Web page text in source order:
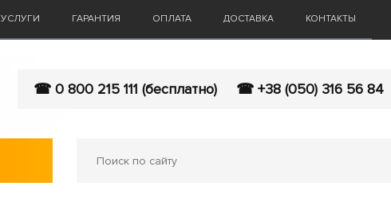
УСЛУГИ ГАРАНТИЯ ОПЛАТА ДОСТАВКА КОНТАКТЫ
☎ 0 800 215 111 (бесплатно) ☎ +38 (050) 316 56 84